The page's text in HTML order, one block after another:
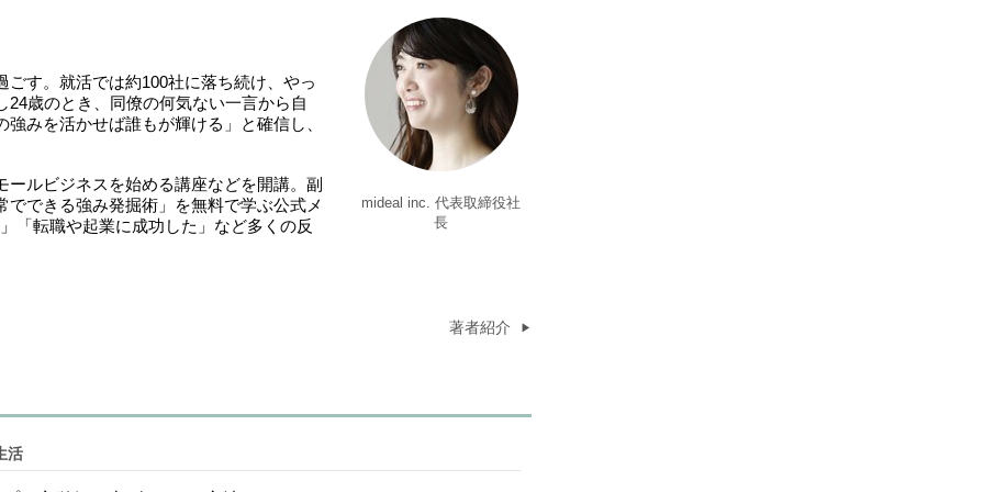
す。就活では約100社に落ち続け、やっ
歳のとき、同僚の何気ない一言から自
みを活かせば誰もが輝ける」と確信し、
ルビジネスを始める講座などを開講。副
できる強み発掘術」を無料で学ぶ公式メ
「転職や起業に成功した」など多くの反
mideal inc. 代表取締役社
長
著者紹介
活